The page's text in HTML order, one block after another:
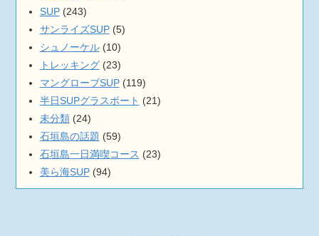
SUP(243)
サンライズSUP(5)
シュノーケル(10)
トレッキング(23)
マングローブSUP(119)
半日SUPグラスボート (21)
未分類(24)
石垣島の話題 (59)
石垣島一日満喫コース (23)
美ら海SUP(94)